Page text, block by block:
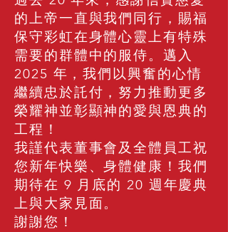
的上帝一直與我們同行，賜福
保守彩虹在身體心靈上有特殊
需要的群體中的服侍。邁入
2025 年，我們以興奮的心情
繼續忠於託付，努力推動更多
榮耀神並彰顯神的愛與恩典的
工程！
我謹代表董事會及全體員工祝
您新年快樂、身體健康！我們
期待在 9 月底的 20 週年慶典
上與大家見面。
謝謝您！